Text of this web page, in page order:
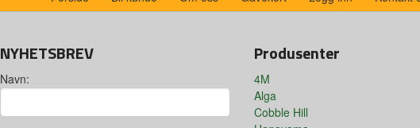
NYHETSBREV
Navn:
Produsenter
4M
Alga
Cobble Hill